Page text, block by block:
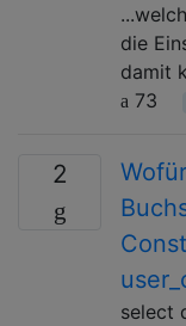
die
damit
73
2
select